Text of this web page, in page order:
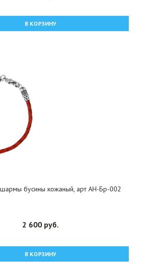
В КОРЗИНУ
бусины кожаный, арт АН-Бр-002
2 600 руб.
В КОРЗИНУ